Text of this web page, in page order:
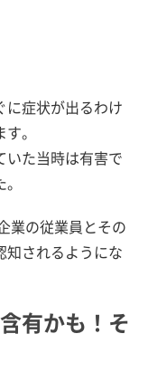
に症状が出るわけ
。
いた当時は有害で
業の従業員とその
知されるようにな
有かも！そ